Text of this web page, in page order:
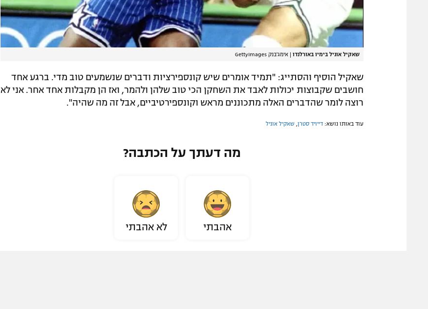
שאקיל אוניל בימיו באורלנדו | אימג'בנק GettyImages
שאקיל הוסיף והסתייג: "תמיד אומרים שיש קונספירציות ודברים שנשמעים טוב מדי. ברגע אחד
חושבים שקבוצות יכולות לאבד את השחקן הכי טוב שלהן ולהמר, ואז הן מקבלות אחד אחר. אני לא
רוצה לומר שהדברים האלה מתכוננים מראש וקונספירטיביים, אבל זה מה שהיה".
עוד באותו נושא: דייויד סטרן שאקיל אוניל
מה דעתך על הכתבה?
אהבתי לא אהבתי